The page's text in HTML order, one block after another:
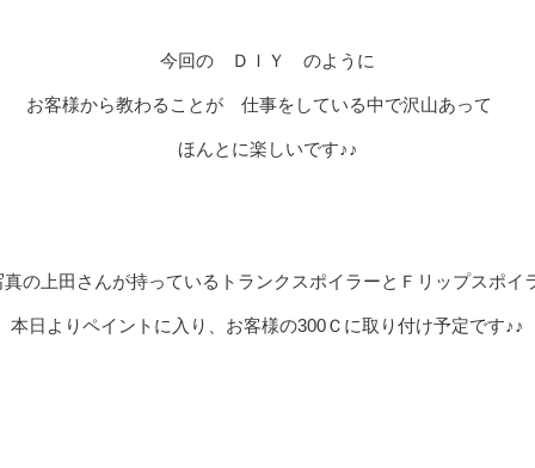
今回の ＤＩＹ のように
お客様から教わることが 仕事をしている中で沢山あって
ほんとに楽しいです♪♪
真の上田さんが持っているトランクスポイラーとＦリップスポイ
本日よりペイントに入り、お客様の300Ｃに取り付け予定です♪♪